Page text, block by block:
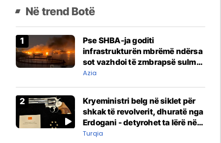
Në trend Botë
Pse SHBA-ja goditi
infrastrukturën mbrëmë ndërsa
sot vazhdoi të zmbrapsë sulmet
iraniane
Azia
Kryeministri belg në siklet për
shkak të revolverit, dhuratë nga
Erdogani - detyrohet ta lërë në
një bazë ushtarake
Turqia